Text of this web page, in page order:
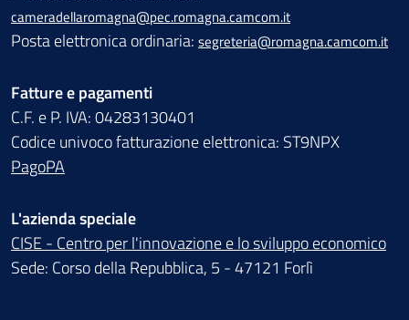
cameradellaromagna@pec.romagna.camcom.it
Posta elettronica ordinaria: segreteria@romagna.camcom.it
Fatture e pagamenti
C.F. e P. IVA: 04283130401
Codice univoco fatturazione elettronica: ST9NPX
PagoPA
L'azienda speciale
CISE - Centro per l'innovazione e lo sviluppo economico
Sede: Corso della Repubblica, 5 - 47121 Forlì